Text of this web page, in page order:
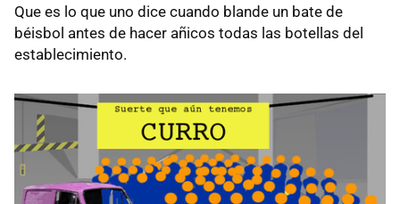
Que es lo que uno dice cuando blande un bate de
béisbol antes de hacer añicos todas las botellas del
establecimiento.